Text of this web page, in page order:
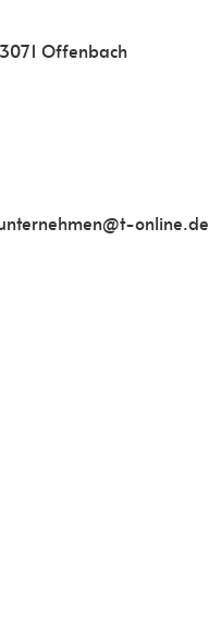
Offenbach
online.de